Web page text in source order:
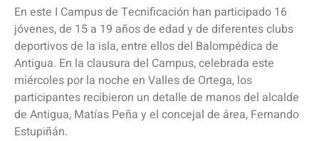
En este I Campus de Tecnificación han participado 16
jóvenes, de 15 a 19 años de edad y de diferentes clubs
deportivos de la isla, entre ellos del Balompédica de
Antigua. En la clausura del Campus, celebrada este
miércoles por la noche en Valles de Ortega, los
participantes recibieron un detalle de manos del alcalde
de Antigua, Matías Peña y el concejal de área, Fernando
Estupiñán.